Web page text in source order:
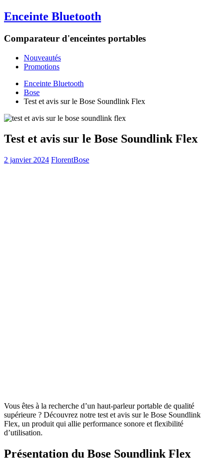
Enceinte Bluetooth
Comparateur d'enceintes portables
Nouveautés
Promotions
Enceinte Bluetooth
Bose
Test et avis sur le Bose Soundlink Flex
Test et avis sur le Bose Soundlink Flex
2 janvier 2024 FlorentBose
Vous êtes à la recherche d’un haut-parleur portable de qualité
supérieure ? Découvrez notre test et avis sur le Bose Soundlink
Flex, un produit qui allie performance sonore et flexibilité
d’utilisation.
Présentation du Bose Soundlink Flex